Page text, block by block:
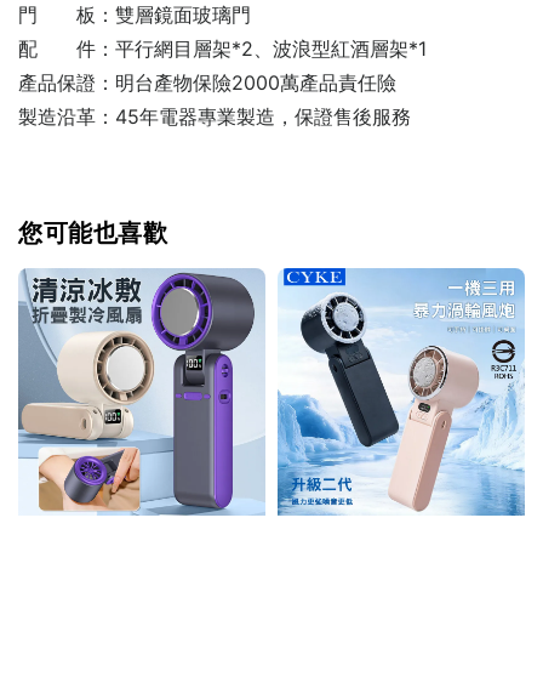
門 板：雙層鏡面玻璃門
配 件：平行網目層架*2、波浪型紅酒層架*1
產品保證：明台產物保險2000萬產品責任險
製造沿革：45年電器專業製造，保證售後服務
您可能也喜歡